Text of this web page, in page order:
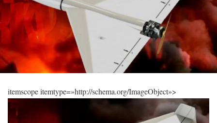
itemscope itemtype=»http://schema.org/ImageObject»>